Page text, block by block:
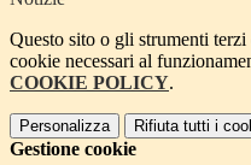
Questo sito o gli strumenti
cookie necessari al
COOKIE POLICY.
Personalizza Rifiuta tutti i
Gestione cookie